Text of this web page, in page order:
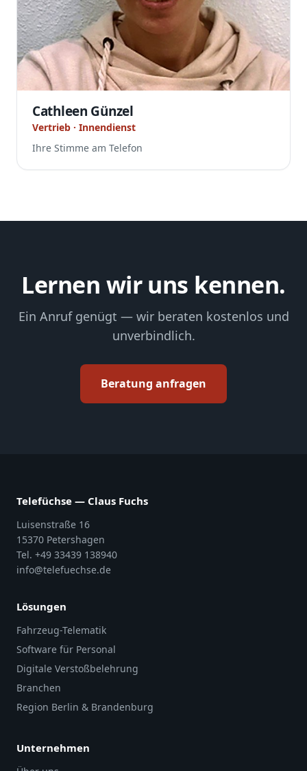
Cathleen Günzel
Vertrieb · Innendienst
Ihre Stimme am Telefon
Lernen wir uns kennen.
Ein Anruf genügt — wir beraten kostenlos und
unverbindlich.
Beratung anfragen
Telefüchse — Claus Fuchs
Luisenstraße 16
15370 Petershagen
Tel. +49 33439 138940
info@telefuechse.de
Lösungen
Fahrzeug-Telematik
Software für Personal
Digitale Verstoßbelehrung
Branchen
Region Berlin & Brandenburg
Unternehmen